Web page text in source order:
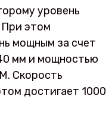
уровень
При этом
мощным за счет
мм и мощностью
Скорость
достигает 1000